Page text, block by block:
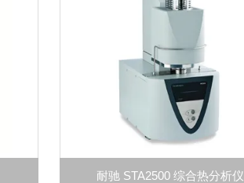
耐驰 STA2500 综合热分析仪